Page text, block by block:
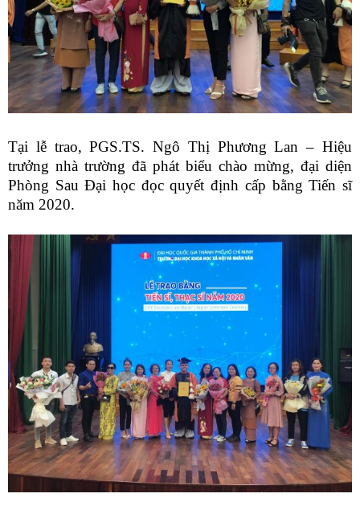
Tại lễ trao, PGS.TS. Ngô Thị Phương Lan – Hiệu
trưởng nhà trường đã phát biểu chào mừng, đại diện
Phòng Sau Đại học đọc quyết định cấp bằng Tiến sĩ
năm 2020.